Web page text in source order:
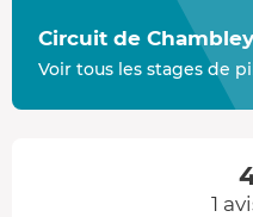
Circuit de
Voir tous les stages de
1